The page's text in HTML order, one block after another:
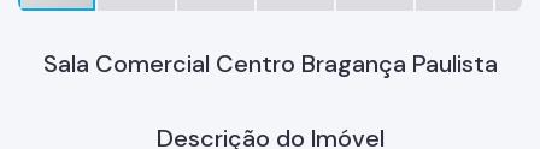
Sala Comercial Centro Bragança Paulista
Descrição do Imóvel